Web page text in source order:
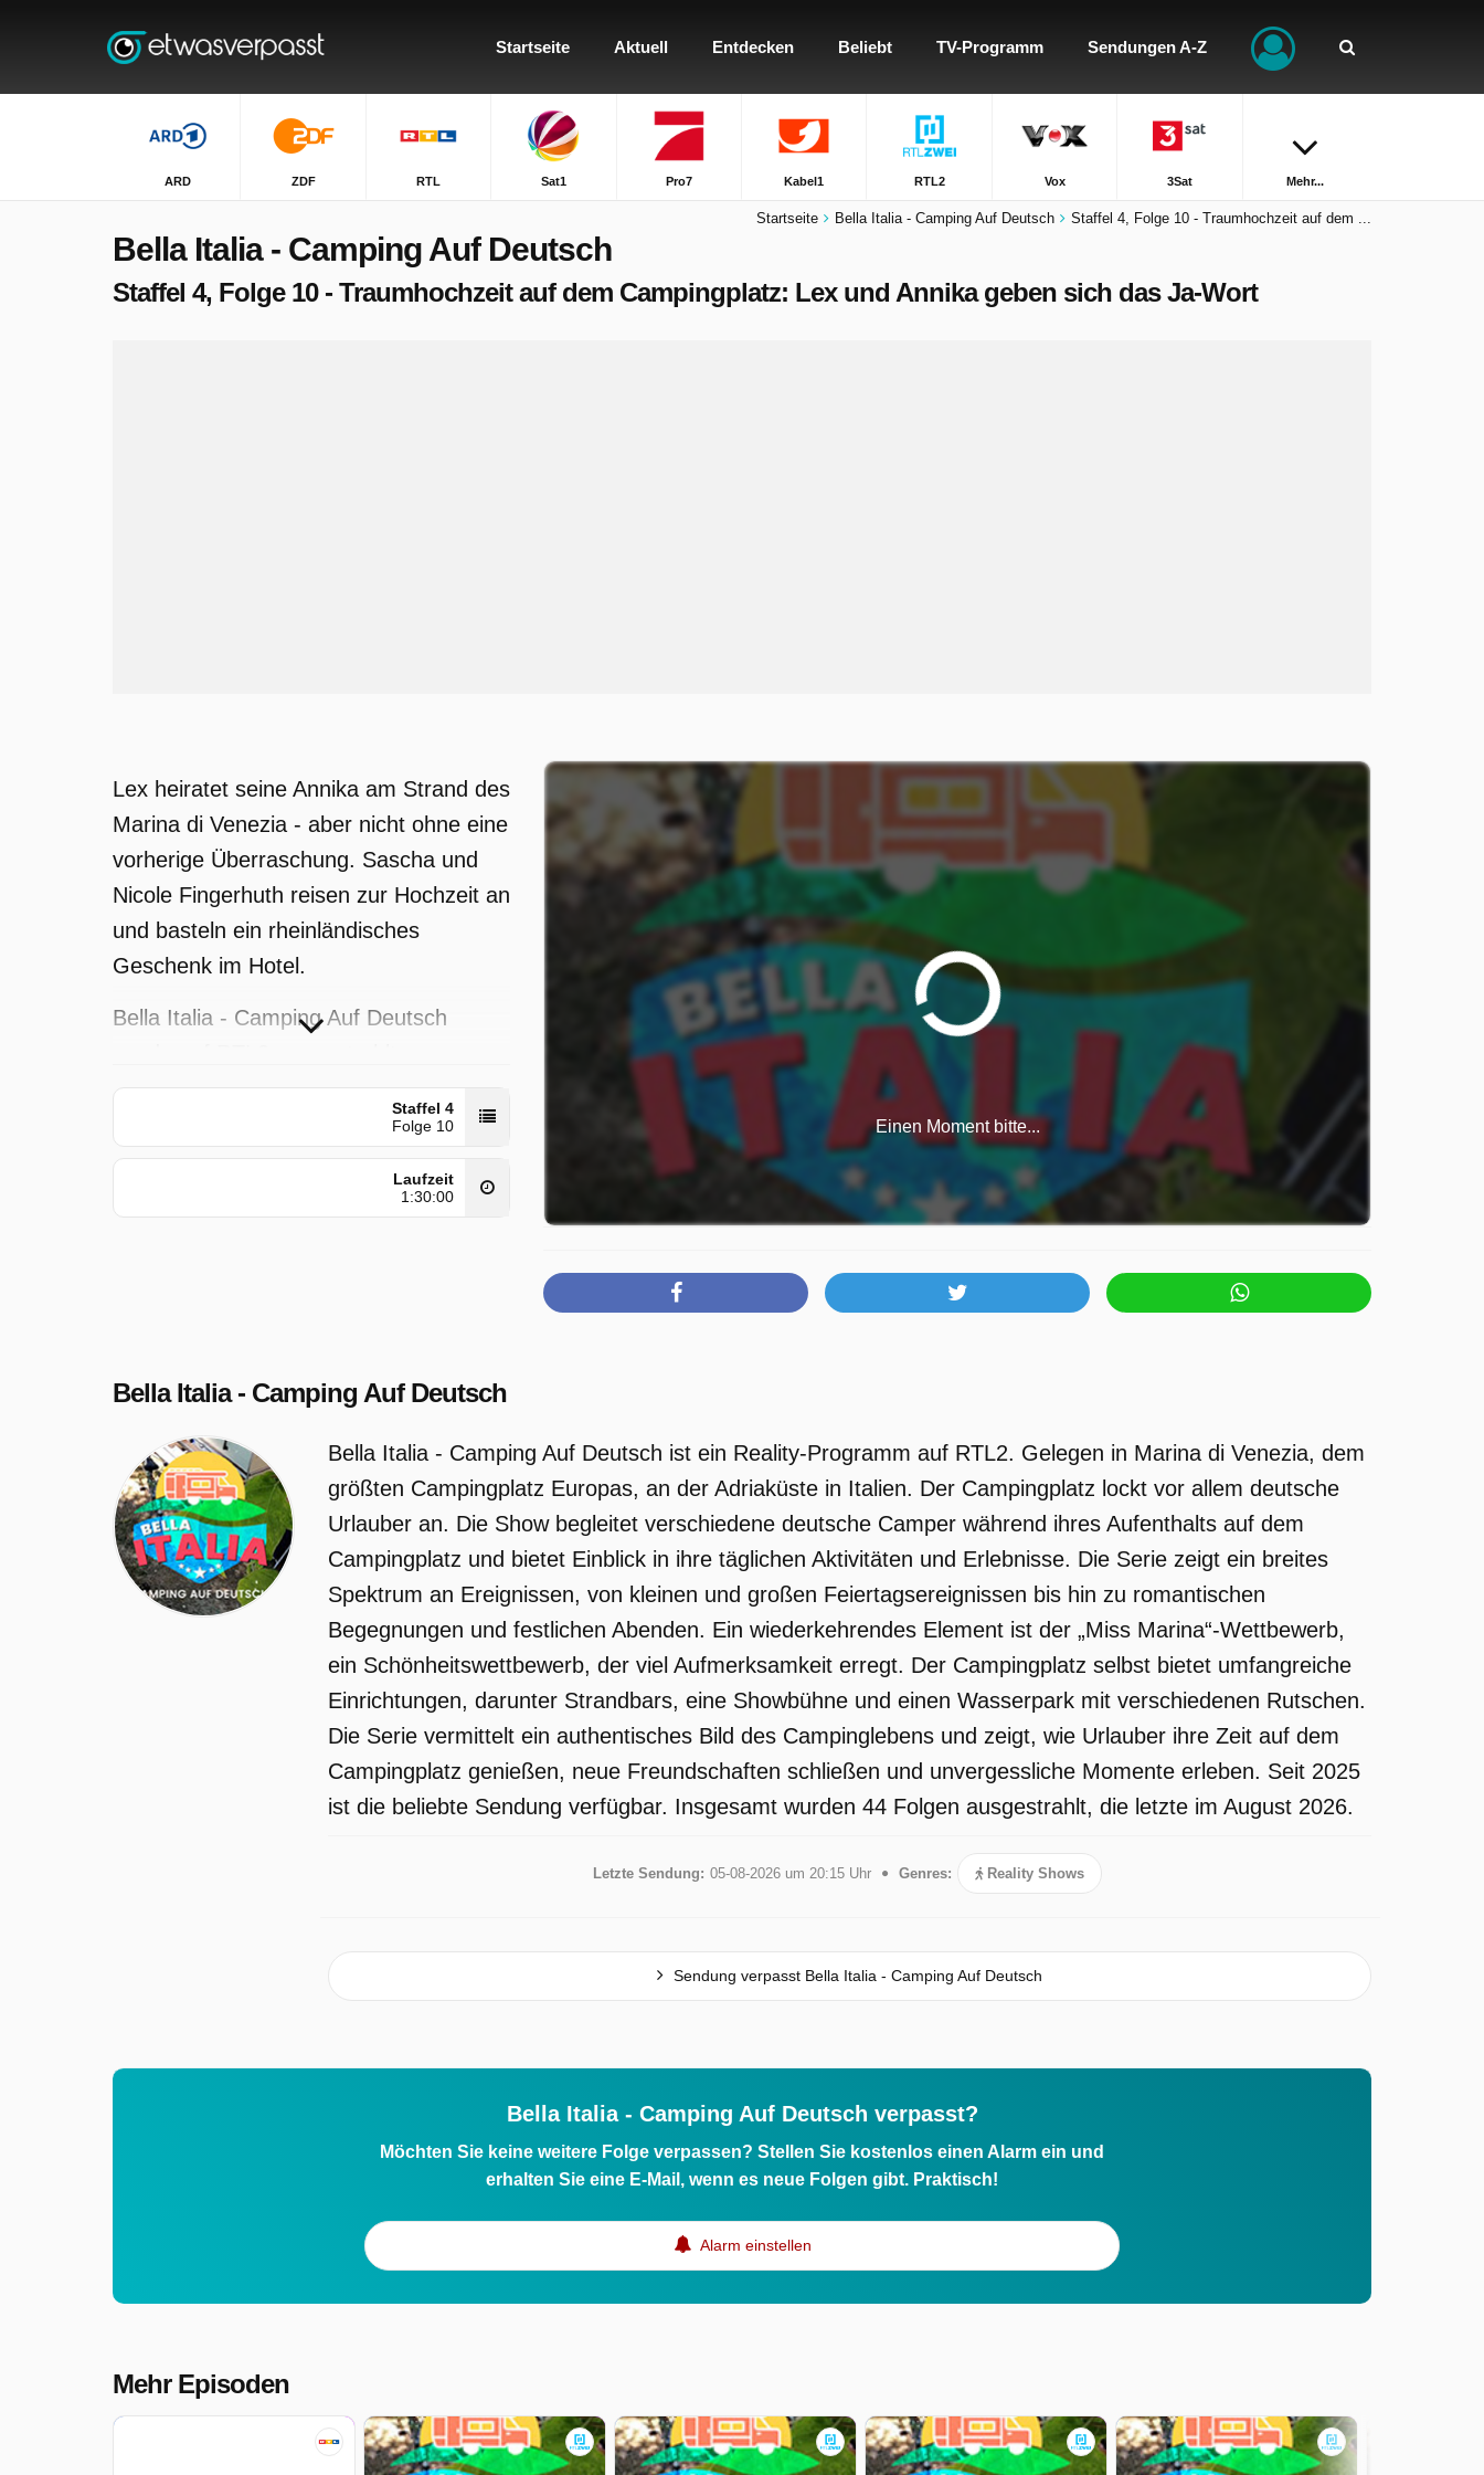
Startseite Aktuell Entdecken Beliebt TV-Programm Sendungen A-Z
ARD ZDF RTL Sat1 Pro7 Kabel1 RTL2 Vox 3Sat Mehr...
Startseite Bella Italia - Camping Auf Deutsch Staffel 4, Folge 10 - Traumhochzeit auf dem ...
Bella Italia - Camping Auf Deutsch
Staffel 4, Folge 10 - Traumhochzeit auf dem Campingplatz: Lex und Annika geben sich das Ja-Wort
Lex heiratet seine Annika am Strand des
Marina di Venezia - aber nicht ohne eine
vorherige Überraschung. Sascha und
Nicole Fingerhuth reisen zur Hochzeit an
und basteln ein rheinländisches
Geschenk im Hotel.
Bella Italia - Camping Auf Deutsch
Samstag 16 Mai 2026, 12:15 Uhr.
Staffel 4
Folge 10
Laufzeit
1:30:00
Einen Moment bitte...
Bella Italia - Camping Auf Deutsch
Bella Italia - Camping Auf Deutsch ist ein Reality-Programm auf RTL2. Gelegen in Marina di Venezia, dem
größten Campingplatz Europas, an der Adriaküste in Italien. Der Campingplatz lockt vor allem deutsche
Urlauber an. Die Show begleitet verschiedene deutsche Camper während ihres Aufenthalts auf dem
Campingplatz und bietet Einblick in ihre täglichen Aktivitäten und Erlebnisse. Die Serie zeigt ein breites
Spektrum an Ereignissen, von kleinen und großen Feiertagsereignissen bis hin zu romantischen
Begegnungen und festlichen Abenden. Ein wiederkehrendes Element ist der „Miss Marina“-Wettbewerb,
ein Schönheitswettbewerb, der viel Aufmerksamkeit erregt. Der Campingplatz selbst bietet umfangreiche
Einrichtungen, darunter Strandbars, eine Showbühne und einen Wasserpark mit verschiedenen Rutschen.
Die Serie vermittelt ein authentisches Bild des Campinglebens und zeigt, wie Urlauber ihre Zeit auf dem
Campingplatz genießen, neue Freundschaften schließen und unvergessliche Momente erleben. Seit 2025
ist die beliebte Sendung verfügbar. Insgesamt wurden 44 Folgen ausgestrahlt, die letzte im August 2026.
Letzte Sendung: 05-08-2026 um 20:15 Uhr Genres: Reality Shows
Sendung verpasst Bella Italia - Camping Auf Deutsch
Bella Italia - Camping Auf Deutsch verpasst?
Möchten Sie keine weitere Folge verpassen? Stellen Sie kostenlos einen Alarm ein und
erhalten Sie eine E-Mail, wenn es neue Folgen gibt. Praktisch!
Alarm einstellen
Mehr Episoden